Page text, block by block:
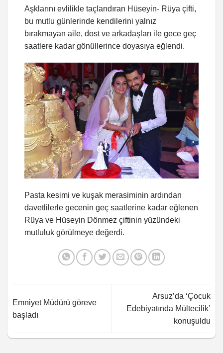
Aşklarını evlilikle taçlandıran Hüseyin- Rüya çifti,
bu mutlu günlerinde kendilerini yalnız
bırakmayan aile, dost ve arkadaşları ile gece geç
saatlere kadar gönüllerince doyasıya eğlendi.
Pasta kesimi ve kuşak merasiminin ardından
davetlilerle gecenin geç saatlerine kadar eğlenen
Rüya ve Hüseyin Dönmez çiftinin yüzündeki
mutluluk görülmeye değerdi.
Emniyet Müdürü göreve
başladı
Arsuz’da ‘Çocuk
Edebiyatında Mültecilik’
konuşuldu